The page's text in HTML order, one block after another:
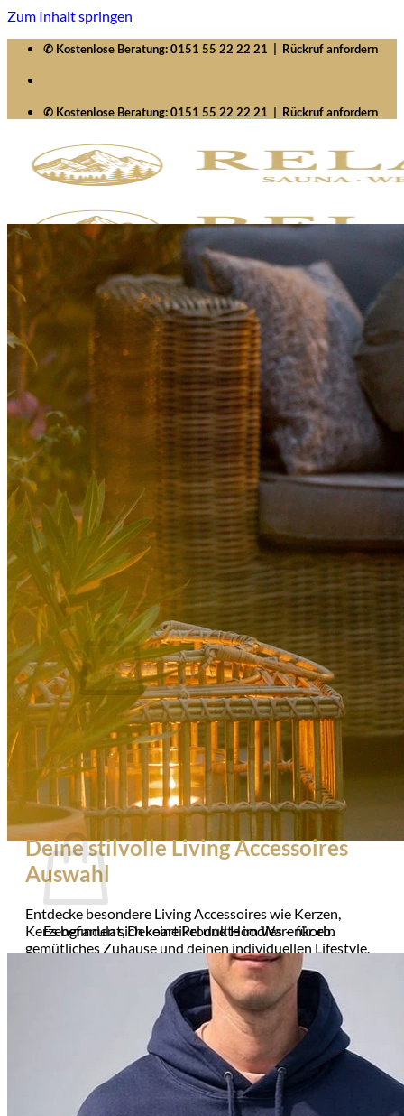
Zum Inhalt springen
✆ Kostenlose Beratung:0151 55 22 22 21 Rückruf anfordern
✆ Kostenlose Beratung:0151 55 22 22 21 Rückruf anfordern
Startseite
Saunawelten
Zubehör
Whirlpools
Signature SelfCleaning
Serenity
Swim Spas
Beauty & Spa
Living Accessoires
Kontakt
Über uns
Suchen nach:
Warenkorb /0,00 €
Es befinden sich keine Produkte im Warenkorb.
Suchen nach:
Warenkorb
Es befinden sich keine Produkte im Warenkorb.
🛡️ SSL-verschlüsselte Übertragung Ihrer Daten
Deine stilvolle Living Accessoires
Auswahl
Entdecke besondere Living Accessoires wie Kerzen,
Kerzengranulat, Dekoartikel und Hoodies – für ein
gemütliches Zuhause und deinen individuellen Lifestyle.